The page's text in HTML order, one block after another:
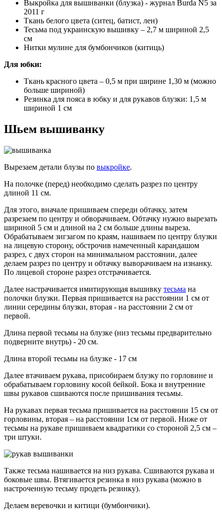
Выкройка для вышиванки (блузка) - журнал Burda N5 за
2011 г
Ткань белого цвета (ситец, батист, лен)
Тесьма под украинскую вышивку – 2,7 м шириной 2,5
см
Нитки мулине для бумбончиков (китиць)
Для юбки:
Ткань красного цвета – 0,5 м при ширине 1,30 м (можно
больше шириной)
Резинка для пояса в юбку и для рукавов блузки: 1,5 м
шириной 1 см
Шьем вышиванку
Вырезаем детали блузы по выкройке.
На полочке (перед) необходимо сделать разрез по центру
длиной 11 см.
Для этого, вначале пришиваем спереди обтачку, затем
разрезаем по центру и обворачиваем. Обтачку нужно вырезать
шириной 5 см и длиной на 2 см больше длины выреза.
Обрабатываем зигзагом по краям, нашиваем по центру блузки
на лицевую сторону, обстрочив намеченный карандашом
разрез, с двух сторон на минимальном расстоянии, далее
делаем разрез по центру и обтачку выворачиваем на изнанку.
По лицевой стороне разрез отстрачивается.
Далее настрачивается имитирующая вышивку тесьма на
полочки блузки. Первая пришивается на расстоянии 1 см от
линии середины блузки, вторая - на расстоянии 2 см от
первой.
Длина первой тесьмы на блузке (низ тесьмы предварительно
подверните внутрь) - 20 см.
Длина второй тесьмы на блузке - 17 см
Далее втачиваем рукава, присобираем блузку по горловине и
обрабатываем горловину косой бейкой. Бока и внутренние
швы рукавов сшиваются после пришивания тесьмы.
На рукавах первая тесьма пришивается на расстоянии 15 см от
горловины, вторая – на расстоянии 1см от первой. Ниже от
тесьмы на рукаве пришиваем квадратики со стороной 2,5 см –
три штуки.
Также тесьма нашивается на низ рукава. Сшиваются рукава и
боковые швы. Втягивается резинка в низ рукава (можно в
настроченную тесьму продеть резинку).
Делаем веревочки и китици (бумбончики).